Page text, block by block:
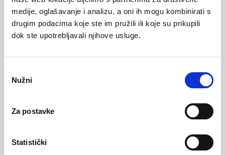
medije, oglašavanje i analizu, a oni ih mogu kombinirati s
drugim podacima koje ste im pružili ili koje su prikupili
dok ste upotrebljavali njihove usluge.
Nužni
Za postavke
Statistički
Vodootpornost